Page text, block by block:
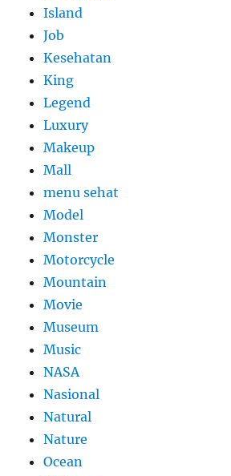
Island
Job
Kesehatan
King
Legend
Luxury
Makeup
Mall
menu sehat
Model
Monster
Motorcycle
Mountain
Movie
Museum
Music
NASA
Nasional
Natural
Nature
Ocean